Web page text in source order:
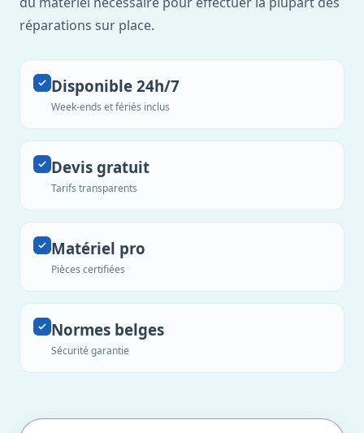
réparations sur place.
Disponible 24h/7
Week-ends et fériés inclus
Devis gratuit
Tarifs transparents
Matériel pro
Pièces certifiées
Normes belges
Sécurité garantie